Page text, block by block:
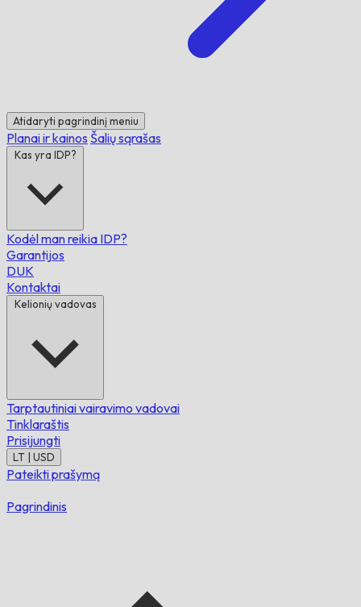
Atidaryti pagrindinį meniu
Planai ir kainos Šalių sąrašas
Kas yra IDP?
Kodėl man reikia IDP?
Garantijos
DUK
Kontaktai
Kelionių vadovas
Tarptautiniai vairavimo vadovai
Tinklaraštis
Prisijungti
LT | USD
Pateikti prašymą
Pagrindinis